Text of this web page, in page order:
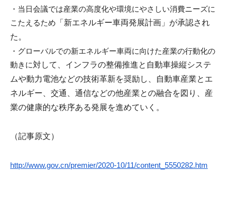
・ 当日会議では産業の高度化や環境にやさしい消費ニーズに
こたえるため 「新エネルギー車両発展計画」が承認され
た。
・グローバルでの新エネルギー車両に向けた産業の行動化の
動きに対して、 インフラの整備推進と自動車操縦システ
ムや動力電池などの技術革新を奨励し、自動車産業とエ
ネルギー、交通、通信などの他産業との融合を図り、 産
業の健康的な秩序ある発展を進めていく。
（記事原文）
http://www.gov.cn/premier/2020-10/11/content_5550282.htm